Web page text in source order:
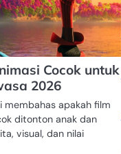
Cocok untuk
2026
membahas apakah film
ditonton anak dan
visual, dan nilai